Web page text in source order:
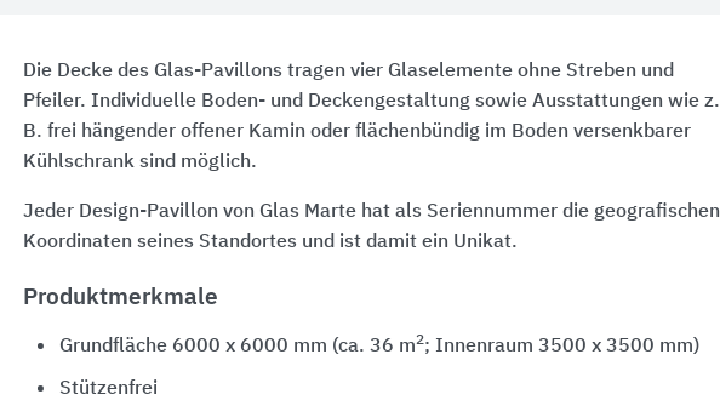
Die Decke des Glas-Pavillons tragen vier Glaselemente ohne Streben und
Pfeiler. Individuelle Boden- und Deckengestaltung sowie Ausstattungen wie z.
B. frei hängender offener Kamin oder flächenbündig im Boden versenkbarer
Kühlschrank sind möglich.
Jeder Design-Pavillon von Glas Marte hat als Seriennummer die geografischen
Koordinaten seines Standortes und ist damit ein Unikat.
Produktmerkmale
Grundfläche 6000 x 6000 mm (ca. 36 m2; Innenraum 3500 x 3500 mm)
Stützenfrei